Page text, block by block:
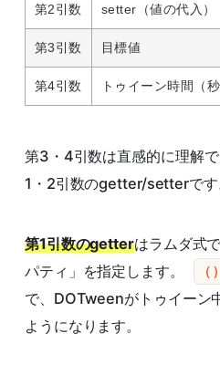
第2引数 setter（値の代入）
第3引数 目標値
第4引数 トゥイーン時間（秒
第3・4引数は直感的に理解
1・2引数のgetter/setterです
第1引数のgetterはラムダ式
パティ」を指定します。
で、DOTweenがトゥイーン
ようになります。